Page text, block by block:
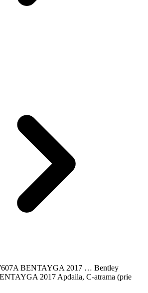
BENTAYGA 2017 … Bentley
2017 Apdaila, C-atrama (prie